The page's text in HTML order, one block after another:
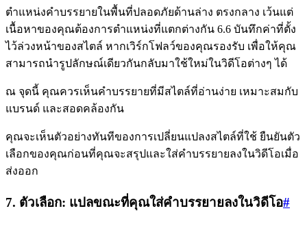
ตำแหน่งคำบรรยายในพื้นที่ปลอดภัยด้านล่าง ตรงกลาง เว้นแต่
เนื้อหาของคุณต้องการตำแหน่งที่แตกต่างกัน 6.6 บันทึกค่าที่ตั้ง
ไว้ล่วงหน้าของสไตล์ หากเวิร์กโฟลว์ของคุณรองรับ เพื่อให้คุณ
สามารถนำรูปลักษณ์เดียวกันกลับมาใช้ใหม่ในวิดีโอต่างๆ ได้
ณ จุดนี้ คุณควรเห็นคำบรรยายที่มีสไตล์ที่อ่านง่าย เหมาะสมกับ
แบรนด์ และสอดคล้องกัน
คุณจะเห็นตัวอย่างทันทีของการเปลี่ยนแปลงสไตล์ที่ใช้ ยืนยันตัว
เลือกของคุณก่อนที่คุณจะสรุปและใส่คำบรรยายลงในวิดีโอเมื่อ
ส่งออก
7. ตัวเลือก: แปลขณะที่คุณใส่คำบรรยายลงในวิดีโอ#